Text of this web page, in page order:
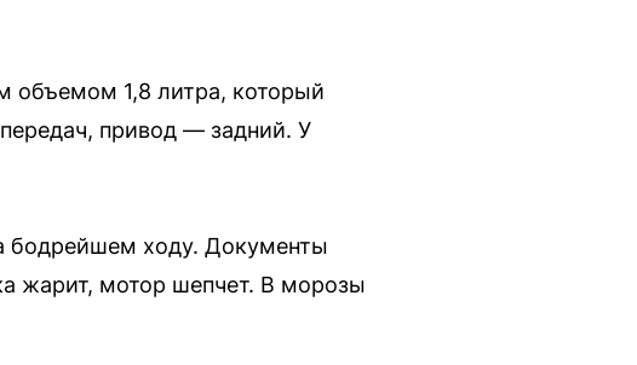
объемом 1,8 литра, который
привод — задний. У
бодрейшем ходу. Документы
жарит, мотор шепчет. В морозы